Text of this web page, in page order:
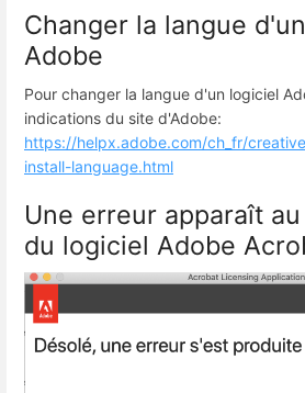
Changer la langue
Adobe
Pour changer la langue d'un logiciel
indications du site d'Adobe:
https://helpx.adobe.com/ch_fr/
install-language.html
Une erreur apparaît
du logiciel Adobe